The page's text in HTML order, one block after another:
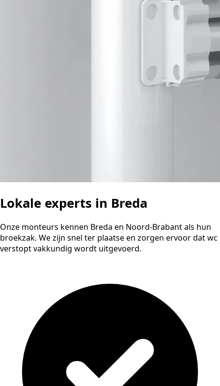
Lokale experts in Breda
Onze monteurs kennen Breda en Noord-Brabant als hun
broekzak. We zijn snel ter plaatse en zorgen ervoor dat wc
verstopt vakkundig wordt uitgevoerd.